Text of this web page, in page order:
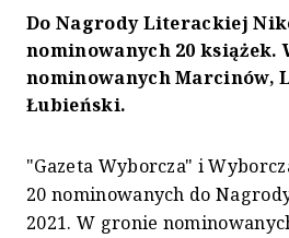
Do Nagrody Literackiej
nominowanych 20 książek.
nominowanych Marcinów,
Łubieński.
"Gazeta Wyborcza" i
20 nominowanych do
2021. W gronie